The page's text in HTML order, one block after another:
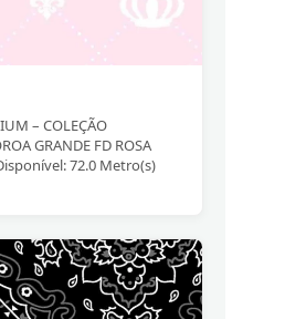
– COLEÇÃO
GRANDE FD ROSA
72.0 Metro(s)